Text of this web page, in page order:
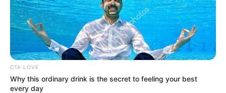
CTA LOVE
Why this ordinary drink is the secret to feeling your best
every day